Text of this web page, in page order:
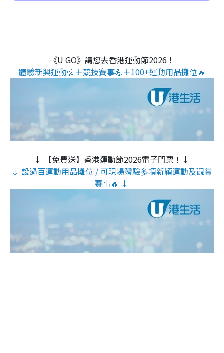
《U GO》請您去香港運動節2026！
體驗新興運動💦＋競技賽事💪＋100+運動用品攤位🔥
↓ 【免費送】香港運動節2026電子門票！↓
↓ 設過百運動用品攤位 / 可現場體驗多項新穎運動及觀賞
賽事🔥 ↓